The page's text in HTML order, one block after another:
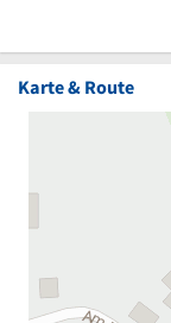
Karte & Route